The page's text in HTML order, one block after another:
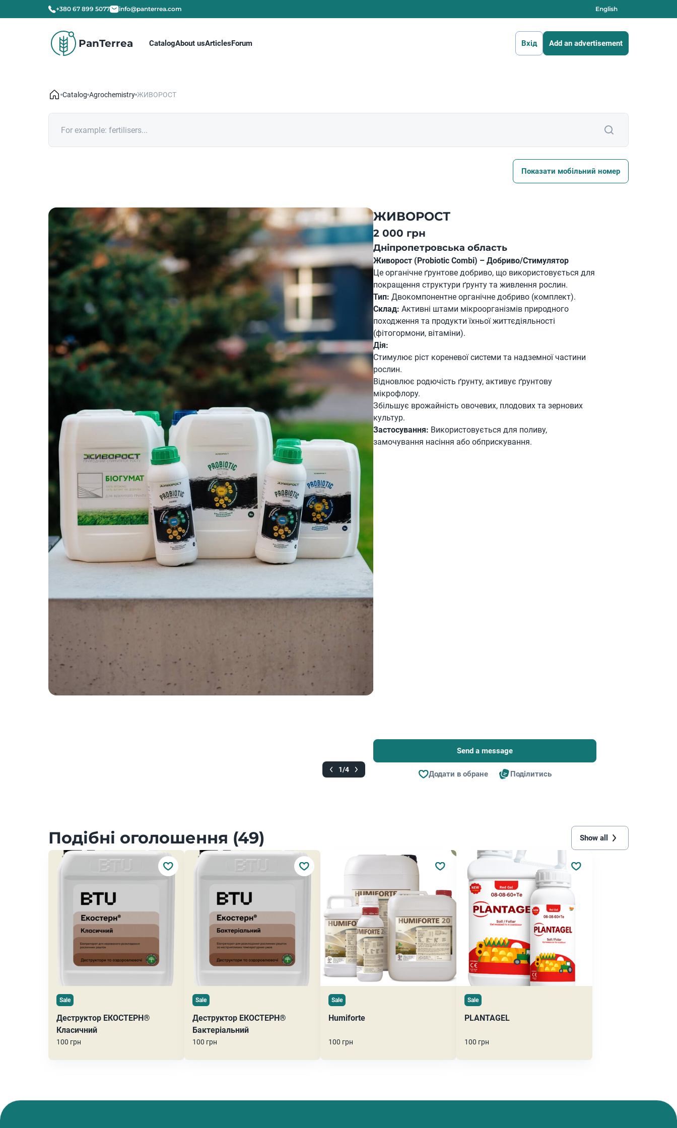
+380 67 899 5077 info@panterrea.com English
PanTerrea CatalogAbout usArticlesForum Вхід Add an advertisement
Catalog Agrochemistry ЖИВОРОСТ
Показати мобільний номер
1/4
ЖИВОРОСТ
2 000 грн
Дніпропетровська область
Живорост (Probiotic Combi) – Добриво/Стимулятор
Це органічне ґрунтове добриво, що використовується для
покращення структури ґрунту та живлення рослин.
Тип: Двокомпонентне органічне добриво (комплект).
Склад: Активні штами мікроорганізмів природного
походження та продукти їхньої життєдіяльності
(фітогормони, вітаміни).
Дія:
Стимулює ріст кореневої системи та надземної частини
рослин.
Відновлює родючість ґрунту, активує ґрунтову
мікрофлору.
Збільшує врожайність овочевих, плодових та зернових
культур.
Застосування: Використовується для поливу,
замочування насіння або обприскування.
Send a message
Додати в обране Поділитись
Подібні оголошення (49) Show all
Sale
Деструктор ЕКОСТЕРН®
Класичний
100 грн
Sale
Деструктор ЕКОСТЕРН®
Бактеріальний
100 грн
Sale
Humiforte
100 грн
Sale
PLANTAGEL
100 грн